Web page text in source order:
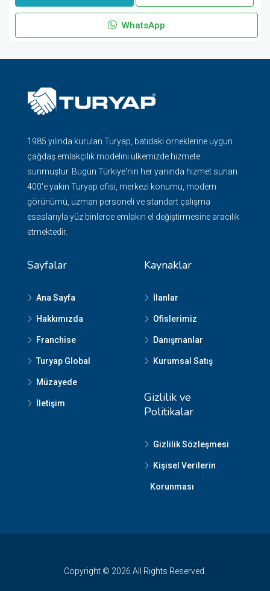
WhatsApp
1985 yılında kurulan Turyap, batıdaki örneklerine uygun
çağdaş emlakçılık modelini ülkemizde hizmete
sunmuştur. Bugün Türkiye'nin her yanında hizmet sunan
400'e yakın Turyap ofisi, merkezi konumu, modern
görünümü, uzman personeli ve standart çalışma
esaslarıyla yüz binlerce emlakın el değiştirmesine aracılık
etmektedir.
Sayfalar
Ana Sayfa
Hakkımızda
Franchise
Turyap Global
Müzayede
İletişim
Kaynaklar
İlanlar
Ofislerimiz
Danışmanlar
Kurumsal Satış
Gizlilik ve
Politikalar
Gizlilik Sözleşmesi
Kişisel Verilerin
Korunması
Copyright © 2026 All Rights Reserved.